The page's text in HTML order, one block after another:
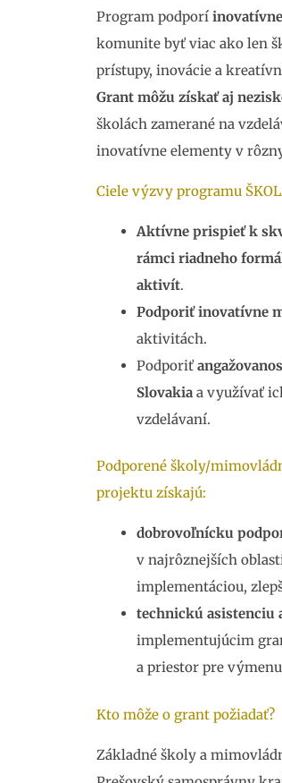
Program podporí
komunite byť viac ako len
prístupy, inovácie a
Grant môžu získať aj
školách zamerané na
inovatívne elementy v
Ciele výzvy programu
Aktívne prispieť k
rámci riadneho
aktivít.
Podporiť inovatívne
aktivitách.
Podporiť
Slovakia a využívať
vzdelávaní.
Podporené školy/
projektu získajú:
dobrovoľnícku
v najrôznejších
implementáciou,
technickú asistenciu
implementujúcim
a priestor pre
Kto môže o grant požiadať?
Základné školy a